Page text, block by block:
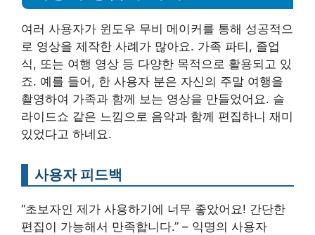
여러 사용자가 윈도우 무비 메이커를 통해 성공적으
로 영상을 제작한 사례가 많아요. 가족 파티, 졸업
식, 또는 여행 영상 등 다양한 목적으로 활용되고 있
죠. 예를 들어, 한 사용자 분은 자신의 주말 여행을
촬영하여 가족과 함께 보는 영상을 만들었어요. 슬
라이드쇼 같은 느낌으로 음악과 함께 편집하니 재미
있었다고 하네요.
사용자 피드백
“초보자인 제가 사용하기에 너무 좋았어요! 간단한
편집이 가능해서 만족합니다.” – 익명의 사용자